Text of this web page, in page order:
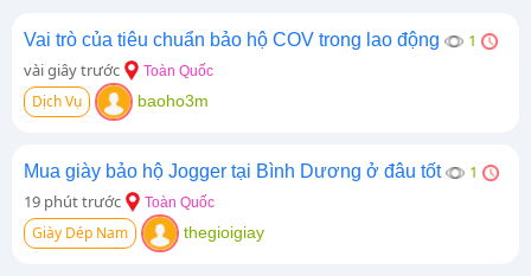
Vai trò của tiêu chuẩn bảo hộ COV trong lao động
1
vài giây trước
Toàn Quốc
Dịch Vụ baoho3m
Mua giày bảo hộ Jogger tại Bình Dương ở đâu tốt
1
19 phút trước
Toàn Quốc
Giày Dép Nam thegioigiay